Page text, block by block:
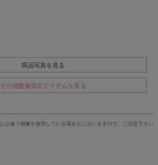
商品写真を見る
その他数量限定アイテムを見る
は違う画像を使用している場合もございますので、ご注意下さい